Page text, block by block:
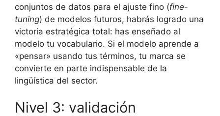
conjuntos de datos para el ajuste fino (fine-
tuning) de modelos futuros, habrás logrado una
victoria estratégica total: has enseñado al
modelo tu vocabulario. Si el modelo aprende a
«pensar» usando tus términos, tu marca se
convierte en parte indispensable de la
lingüística del sector.
Nivel 3: validación